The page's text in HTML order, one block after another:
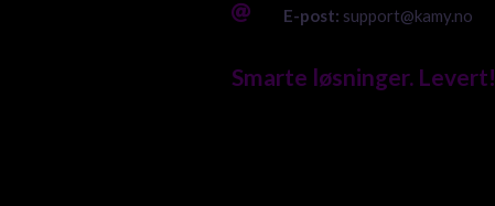

E-post: support@kamy.no
Smarte løsninger. Levert!